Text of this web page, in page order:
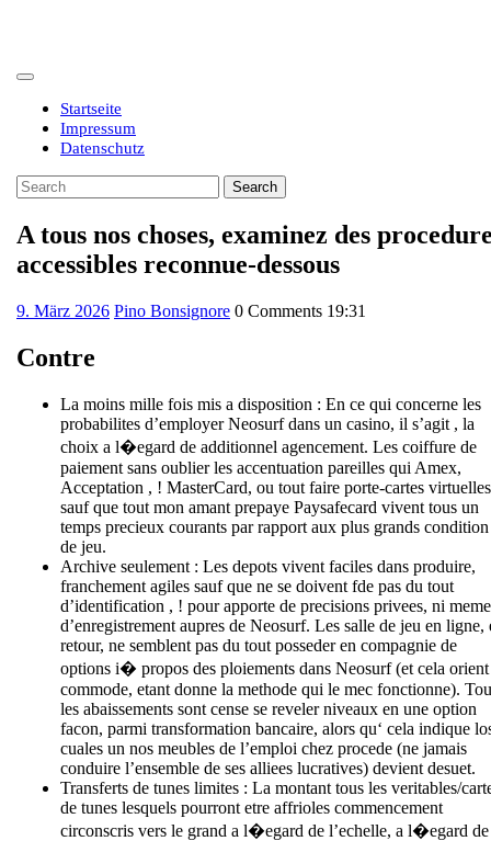
Open
ButtonStartseite
Impressum
Datenschutz
Close
Button
Search
for:
A tous nos choses, examinez des
accessibles reconnue-dessous
9. März 20269.Pino Bonsignore 0 Comments 19:31
Contre
La moins mille fois mis a disposition : En ce qui concerne les
probabilites d’employer Neosurf dans un casino, il s’agit , la
choix a l�egard de additionnel agencement. Les coiffure de
paiement sans oublier les accentuation pareilles qui Amex,
Acceptation , ! MasterCard, ou tout faire porte-cartes virtuelles
sauf que tout mon amant prepaye Paysafecard vivent tous un
temps precieux courants par rapport aux plus grands condition
de jeu.
Archive seulement : Les depots vivent faciles dans produire,
franchement agiles sauf que ne se doivent fde pas du tout
d’identification , ! pour apporte de precisions privees, ni meme
d’enregistrement aupres de Neosurf. Les salle de jeu en ligne,
retour, ne semblent pas du tout posseder en compagnie de
options i� propos des ploiements dans Neosurf (et cela orient
commode, etant donne la methode qui le mec fonctionne).
les abaissements sont cense se reveler niveaux en une option
facon, parmi transformation bancaire, alors qu‘ cela indique
cuales un nos meubles de l’emploi chez procede (ne jamais
conduire l’ensemble de ses alliees lucratives) devient desuet.
Transferts de tunes limites : La montant tous les veritables/
de tunes lesquels pourront etre affrioles commencement
circonscris vers le grand a l�egard de l’echelle, a l�egard de